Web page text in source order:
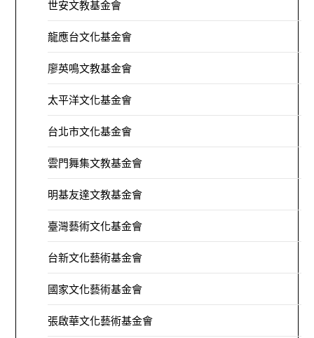
世安文教基金會
龍應台文化基金會
廖英鳴文教基金會
太平洋文化基金會
台北市文化基金會
雲門舞集文教基金會
明基友達文教基金會
臺灣藝術文化基金會
台新文化藝術基金會
國家文化藝術基金會
張啟華文化藝術基金會